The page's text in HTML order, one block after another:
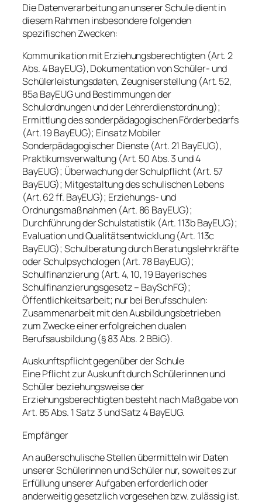
Die Datenverarbeitung an unserer Schule dient in
diesem Rahmen insbesondere folgenden
spezifischen Zwecken:
Kommunikation mit Erziehungsberechtigten (Art. 2
Abs. 4 BayEUG), Dokumentation von Schüler- und
Schülerleistungsdaten, Zeugniserstellung (Art. 52,
85a BayEUG und Bestimmungen der
Schulordnungen und der Lehrerdienstordnung);
Ermittlung des sonderpädagogischen Förderbedarfs
(Art. 19 BayEUG); Einsatz Mobiler
Sonderpädagogischer Dienste (Art. 21 BayEUG),
Praktikumsverwaltung (Art. 50 Abs. 3 und 4
BayEUG); Überwachung der Schulpflicht (Art. 57
BayEUG); Mitgestaltung des schulischen Lebens
(Art. 62 ff. BayEUG); Erziehungs- und
Ordnungsmaßnahmen (Art. 86 BayEUG);
Durchführung der Schulstatistik (Art. 113b BayEUG);
Evaluation und Qualitätsentwicklung (Art. 113c
BayEUG); Schulberatung durch Beratungslehrkräfte
oder Schulpsychologen (Art. 78 BayEUG);
Schulfinanzierung (Art. 4, 10, 19 Bayerisches
Schulfinanzierungsgesetz – BaySchFG);
Öffentlichkeitsarbeit; nur bei Berufsschulen:
Zusammenarbeit mit den Ausbildungsbetrieben
zum Zwecke einer erfolgreichen dualen
Berufsausbildung (§ 83 Abs. 2 BBiG).
Auskunftspflicht gegenüber der Schule
Eine Pflicht zur Auskunft durch Schülerinnen und
Schüler beziehungsweise der
Erziehungsberechtigten besteht nach Maßgabe von
Art. 85 Abs. 1 Satz 3 und Satz 4 BayEUG.
Empfänger
An außerschulische Stellen übermitteln wir Daten
unserer Schülerinnen und Schüler nur, soweit es zur
Erfüllung unserer Aufgaben erforderlich oder
anderweitig gesetzlich vorgesehen bzw. zulässig ist.